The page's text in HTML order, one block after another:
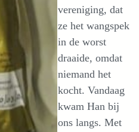
vereniging, dat
ze het wangspek
in de worst
draaide, omdat
niemand het
kocht. Vandaag
kwam Han bij
ons langs. Met